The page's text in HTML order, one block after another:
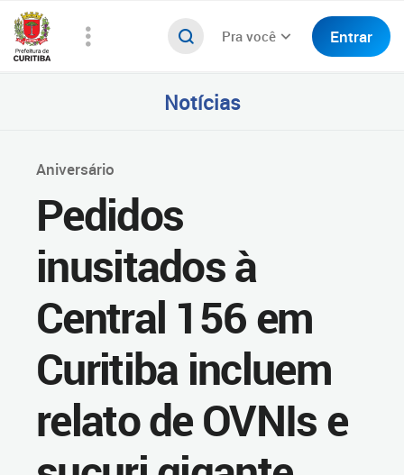
Pra você Entrar
Notícias
Aniversário
Pedidos
inusitados à
Central 156 em
Curitiba incluem
relato de OVNIs e